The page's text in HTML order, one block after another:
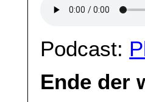
Podcast:
Ende der